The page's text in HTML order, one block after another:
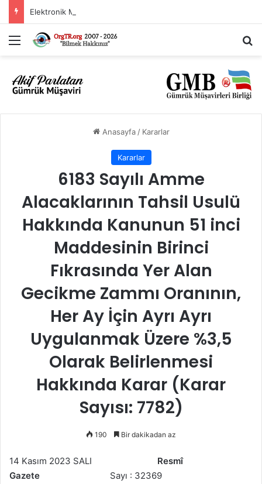
Menü
Anasayfa / Kararlar
Kararlar
6183 Sayılı Amme
Alacaklarının Tahsil Usulü
Hakkında Kanunun 51 inci
Maddesinin Birinci
Fıkrasında Yer Alan
Gecikme Zammı Oranının,
Her Ay İçin Ayrı Ayrı
Uygulanmak Üzere %3,5
Olarak Belirlenmesi
Hakkında Karar (Karar
Sayısı: 7782)
190 Bir dakikadan az
14 Kasım 2023 SALI Resmî
Gazete Sayı : 32369